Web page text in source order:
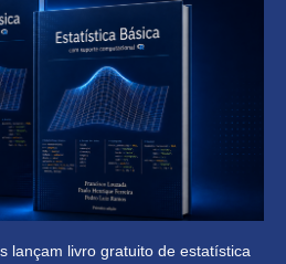
lançam livro gratuito de estatística